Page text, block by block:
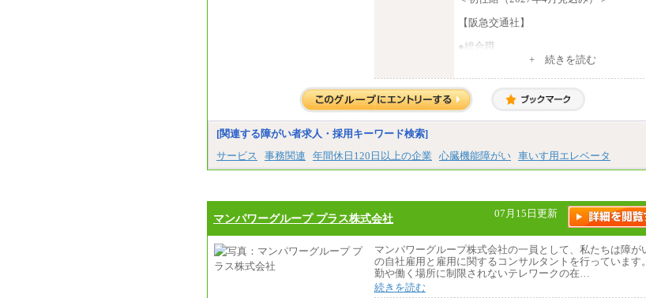
【阪急交通社】
●総合職
月給250,000円(※1)、247,000円(※2)、
000円(※3)、239,000円(※4)、237,000円
5）
5）
※3…愛知県、静岡県
※4…北海道、宮城県、栃木県、群馬県
野県、新潟県、富山県、石川県、岡山県
島県、山口県、香川県、福岡県
※5…青森県、鳥取県、島根県、愛媛県
知県、大分県、長崎県、熊本県、宮崎県
児島県、沖縄県、福島県、山形県
・月給には一律地域手当を含んだ金額を
+ 続きを読む
[関連する障がい者求人・採用キーワード検索]
サービス
事務関連 年間休日120日以上の企業 心臓機能障がい 車いす用エレベータ
マンパワーグループ プラス株式会社 07月15日更新
マンパワーグループ株式会社の一員として、私たちは障が
の自社雇用と雇用に関するコンサルタントを行っています
勤や働く場所に制限されないテレワークの在…
続きを読む